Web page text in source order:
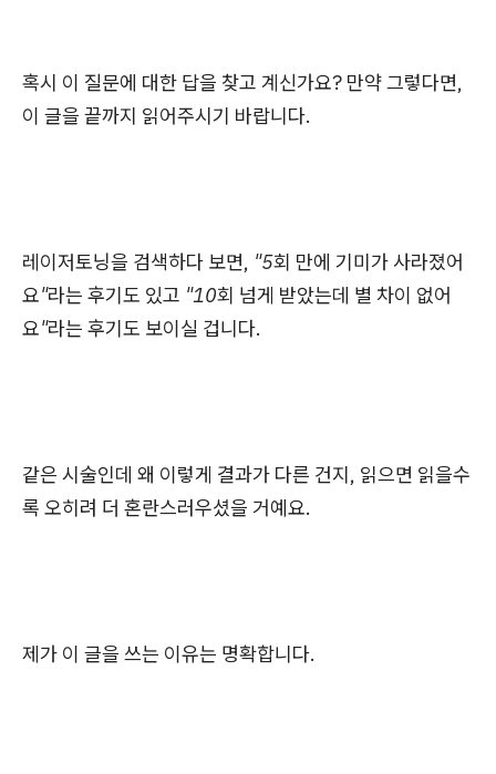
혹시 이 질문에 대한 답을 찾고 계신가요? 만약 그렇다면,
이 글을 끝까지 읽어주시기 바랍니다.
레이저토닝을 검색하다 보면, "5회 만에 기미가 사라졌어
요"라는 후기도 있고 "10회 넘게 받았는데 별 차이 없어
요"라는 후기도 보이실 겁니다.
같은 시술인데 왜 이렇게 결과가 다른 건지, 읽으면 읽을수
록 오히려 더 혼란스러우셨을 거예요.
제가 이 글을 쓰는 이유는 명확합니다.